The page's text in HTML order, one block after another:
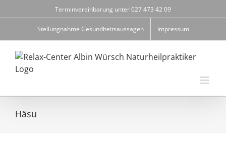
Inhalt
Terminvereinbarung unter 027 473 42 09
Stellungnahme Gesundheitsaussagen Impressum
Häsu